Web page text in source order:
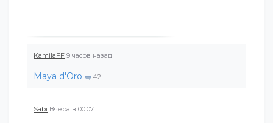
KamilaFF 9 часов назад
Maya d'Oro 42
Sabi Вчера в 00:07